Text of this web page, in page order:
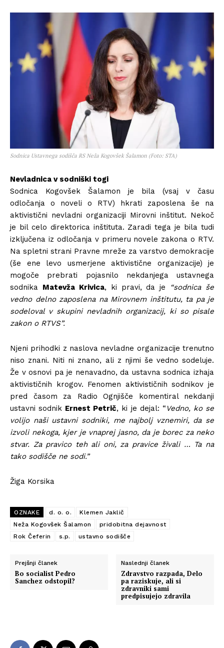
Sodnica Ustavnega sodišča RS Neža Kogovšek Šalamon (Foto: STA)
Nevladnica v sodniški togi
Sodnica Kogovšek Šalamon je bila (vsaj v času
odločanja o noveli o RTV) hkrati zaposlena še na
aktivistični nevladni organizaciji Mirovni inštitut. Nekoč
je bil celo direktorica inštituta. Zaradi tega je bila tudi
izključena iz odločanja v primeru novele zakona o RTV.
Na spletni strani Pravne mreže za varstvo demokracije
(še ene levo usmerjene aktivistične organizacije) je
mogoče prebrati pojasnilo nekdanjega ustavnega
sodnika Matevža Krivica, ki pravi, da je
“sodnica še
vedno delno zaposlena na Mirovnem inštitutu, ta pa je
sodeloval v skupini nevladnih organizacij, ki so pisale
zakon o RTVS”.
Njeni prihodki z naslova nevladne organizacije trenutno
niso znani. Niti ni znano, ali z njimi še vedno sodeluje.
Že v osnovi pa je nenavadno, da ustavna sodnica izhaja
aktivističnih krogov. Fenomen aktivističnih sodnikov je
pred časom za Radio Ognjišče komentiral nekdanji
ustavni sodnik Ernest Petrič, ki je dejal: “ Vedno, ko se
volijo naši ustavni sodniki, me najbolj vznemiri, da se
izvoli nekoga, kjer je vnaprej jasno, da je borec za neko
stvar. Za pravico teh ali oni, za pravice živali … Ta na
tako sodišče ne sodi.”
Žiga Korsika
OZNAKE d. o. o.
Klemen Jaklič
Neža Kogovšek Šalamon
pridobitna dejavnost
Rok Čeferin
s.p. ustavno sodišče
Prejšnji članek
Bo socialist Pedro
Sanchez odstopil?
Naslednji članek
Zdravstvo razpada, Delo
pa raziskuje, ali si
zdravniki sami
predpisujejo zdravila